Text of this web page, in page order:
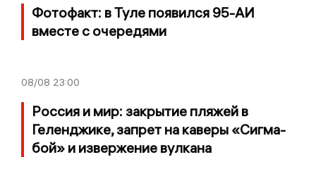
Фотофакт: в Туле появился 95-АИ
вместе с очередями
08/08 23:00
Россия и мир: закрытие пляжей в
Геленджике, запрет на каверы «Сигма-
бой» и извержение вулкана